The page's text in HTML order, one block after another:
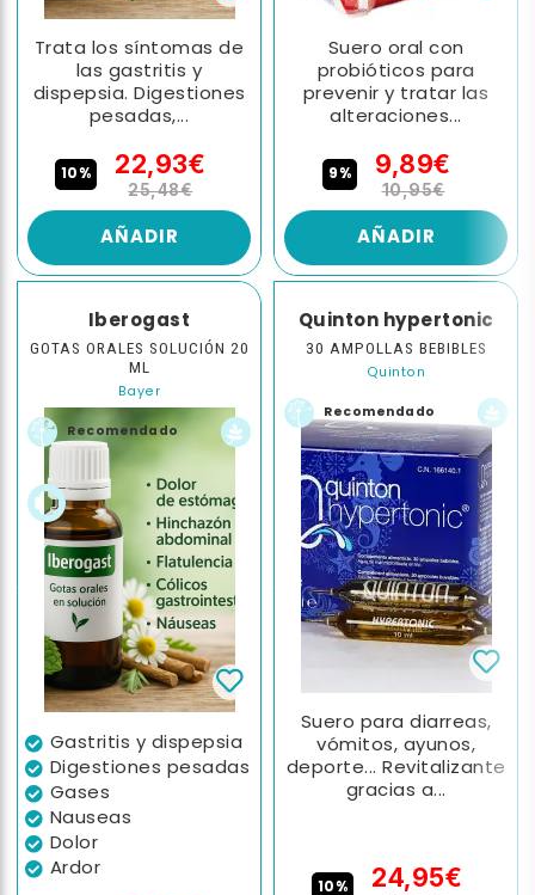
Trata los síntomas de
las gastritis y
dispepsia. Digestiones
pesadas,...
10% 22,93€
25,48€
AÑADIR
Suero oral con
probióticos para
prevenir y tratar las
alteraciones...
9% 9,89€
10,95€
AÑADIR
Iberogast
GOTAS ORALES SOLUCIÓN 20
ML
Bayer
Recomendado
Gastritis y dispepsia
Digestiones pesadas
Gases
Nauseas
Dolor
Ardor
Quinton hypertonic
30 AMPOLLAS BEBIBLES
Quinton
Recomendado
Suero para diarreas,
vómitos, ayunos,
deporte... Revitalizante
gracias a...
10% 24,95€